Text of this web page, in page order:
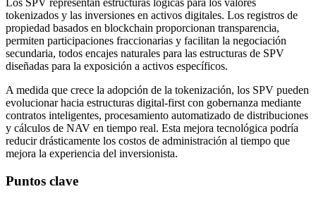
Los SPV representan estructuras lógicas para los valores
tokenizados y las inversiones en activos digitales. Los registros de
propiedad basados en blockchain proporcionan transparencia,
permiten participaciones fraccionarias y facilitan la negociación
secundaria, todos encajes naturales para las estructuras de SPV
diseñadas para la exposición a activos específicos.
A medida que crece la adopción de la tokenización, los SPV pueden
evolucionar hacia estructuras digital-first con gobernanza mediante
contratos inteligentes, procesamiento automatizado de distribuciones
y cálculos de NAV en tiempo real. Esta mejora tecnológica podría
reducir drásticamente los costos de administración al tiempo que
mejora la experiencia del inversionista.
Puntos clave